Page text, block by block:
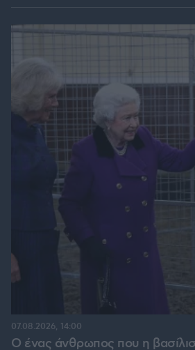
Ο ένας άνθρωπος που η
07.08.2026, 14:00